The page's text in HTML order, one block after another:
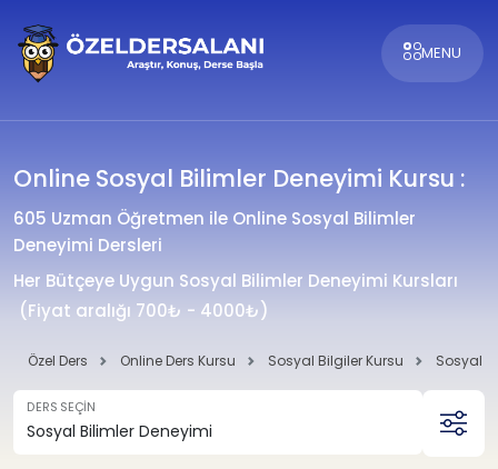
MENU
Online Sosyal Bilimler Deneyimi Kursu :
605 Uzman Öğretmen ile Online Sosyal Bilimler
Deneyimi Dersleri
Her Bütçeye Uygun Sosyal Bilimler Deneyimi Kursları
(Fiyat aralığı 700₺ - 4000₺)
Özel Ders Online Ders Kursu Sosyal Bilgiler Kursu Sosyal
DERS SEÇİN